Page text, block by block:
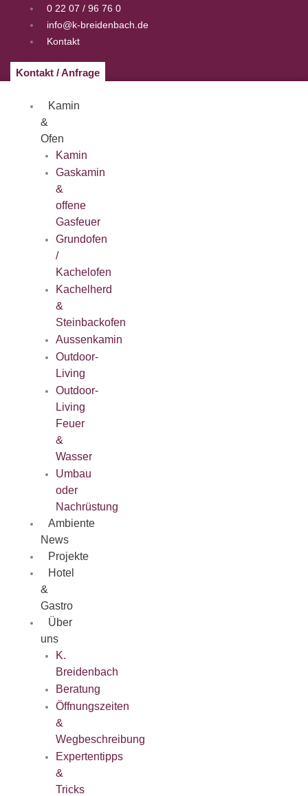
springen
0 22 07 / 96 76 0
info@k-breidenbach.de
Kontakt
Kontakt / Anfrage
Kamin
&
Ofen
Kamin
Gaskamin
&
offene
Gasfeuer
Grundofen
/
Kachelofen
Kachelherd
&
Steinbackofen
Aussenkamin
Outdoor-
Living
Outdoor-
Living
Feuer
&
Wasser
Umbau
oder
Nachrüstung
Ambiente
News
Projekte
Hotel
&
Gastro
Über
uns
K.
Breidenbach
Beratung
Öffnungszeiten
&
Wegbeschreibung
Expertentipps
&
Tricks